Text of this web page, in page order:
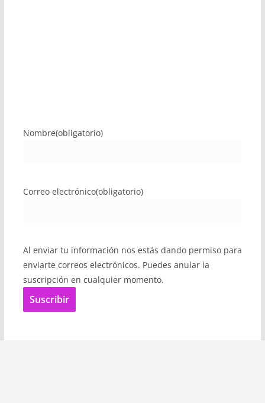
Nombre(obligatorio)
Correo electrónico(obligatorio)
Al enviar tu información nos estás dando permiso para
enviarte correos electrónicos. Puedes anular la
suscripción en cualquier momento.
Suscribir